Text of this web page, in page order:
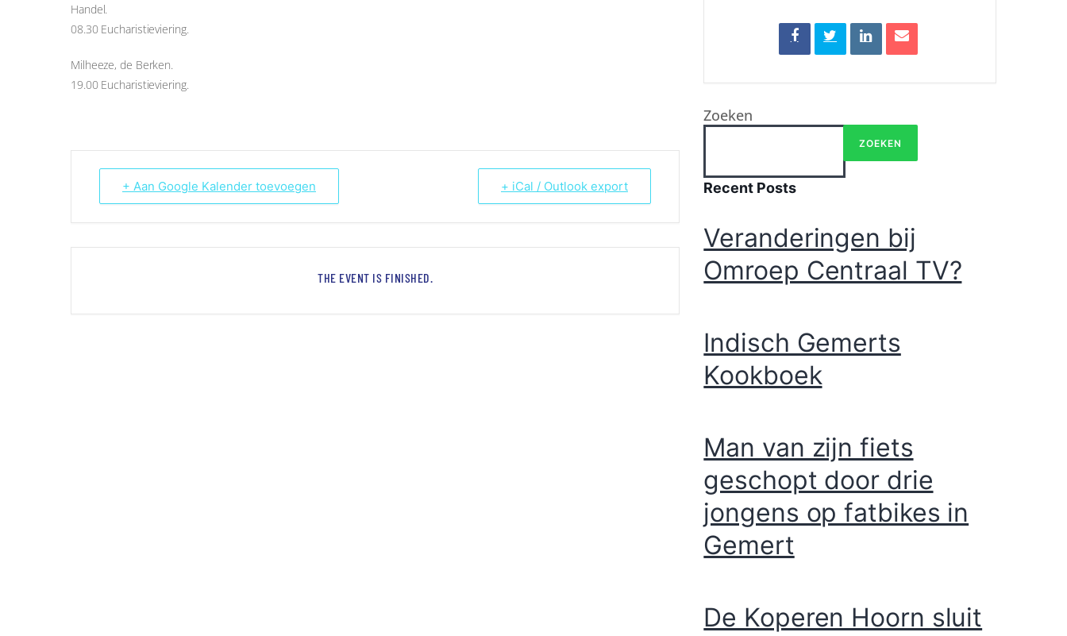
Handel.
08.30 Eucharistieviering.
Milheeze, de Berken.
19.00 Eucharistieviering.
+ Aan Google Kalender toevoegen + iCal / Outlook export
THE EVENT IS FINISHED.
Zoeken
ZOEKEN
Recent Posts
Veranderingen bij
Omroep Centraal TV?
Indisch Gemerts
Kookboek
Man van zijn fiets
geschopt door drie
jongens op fatbikes in
Gemert
De Koperen Hoorn sluit